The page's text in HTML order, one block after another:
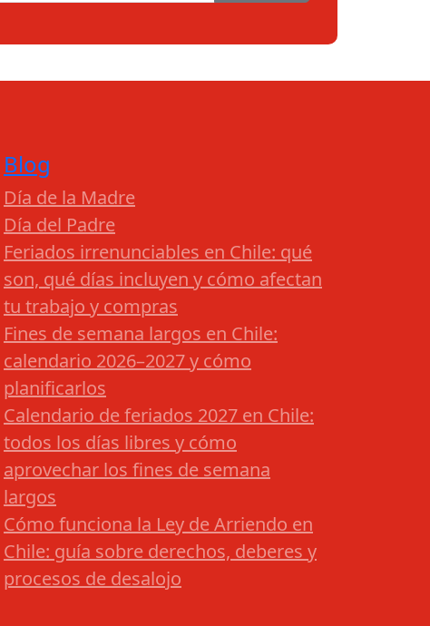
Blog
Día de la Madre
Día del Padre
Feriados irrenunciables en Chile: qué
son, qué días incluyen y cómo afectan
tu trabajo y compras
Fines de semana largos en Chile:
calendario 2026–2027 y cómo
planificarlos
Calendario de feriados 2027 en Chile:
todos los días libres y cómo
aprovechar los fines de semana
largos
Cómo funciona la Ley de Arriendo en
Chile: guía sobre derechos, deberes y
procesos de desalojo